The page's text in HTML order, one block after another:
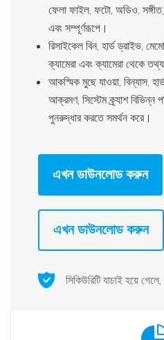
ফেলা ফাইল, ফটো, অডিও,
এবং সম্পূর্ণরূপে।
রিসাইকেল বিন, হার্ড ড্রাইভ,
ক্যামেরা এবং ক্যামেরা থেকে
আকস্মিক মুছে যাওয়া, বিন্যাস,
আক্রমণ, সিস্টেম ক্র্যাশ বিভিন্ন
পুনরুদ্ধার করতে সমর্থন করে।
এখন ডাউনলোড করুন
এখন ডাউনলোড করুন
সিকিউরিটি যাচাই হয়ে